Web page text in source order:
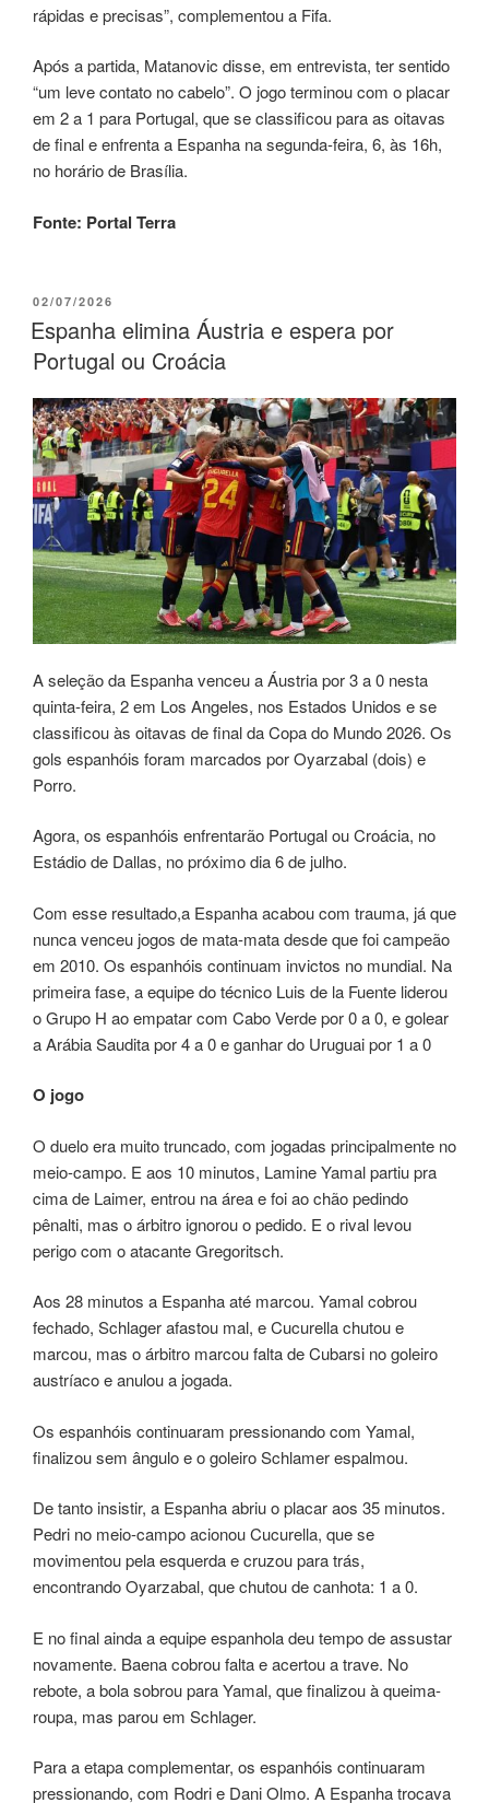
rápidas e precisas”, complementou a Fifa.
Após a partida, Matanovic disse, em entrevista, ter sentido
“um leve contato no cabelo”. O jogo terminou com o placar
em 2 a 1 para Portugal, que se classificou para as oitavas
de final e enfrenta a Espanha na segunda-feira, 6, às 16h,
no horário de Brasília.
Fonte: Portal Terra
02/07/2026
Espanha elimina Áustria e espera por
Portugal ou Croácia
A seleção da Espanha venceu a Áustria por 3 a 0 nesta
quinta-feira, 2 em Los Angeles, nos Estados Unidos e se
classificou às oitavas de final da Copa do Mundo 2026. Os
gols espanhóis foram marcados por Oyarzabal (dois) e
Porro.
Agora, os espanhóis enfrentarão Portugal ou Croácia, no
Estádio de Dallas, no próximo dia 6 de julho.
Com esse resultado,a Espanha acabou com trauma, já que
nunca venceu jogos de mata-mata desde que foi campeão
em 2010. Os espanhóis continuam invictos no mundial. Na
primeira fase, a equipe do técnico Luis de la Fuente liderou
o Grupo H ao empatar com Cabo Verde por 0 a 0, e golear
a Arábia Saudita por 4 a 0 e ganhar do Uruguai por 1 a 0
O jogo
O duelo era muito truncado, com jogadas principalmente no
meio-campo. E aos 10 minutos, Lamine Yamal partiu pra
cima de Laimer, entrou na área e foi ao chão pedindo
pênalti, mas o árbitro ignorou o pedido. E o rival levou
perigo com o atacante Gregoritsch.
Aos 28 minutos a Espanha até marcou. Yamal cobrou
fechado, Schlager afastou mal, e Cucurella chutou e
marcou, mas o árbitro marcou falta de Cubarsi no goleiro
austríaco e anulou a jogada.
Os espanhóis continuaram pressionando com Yamal,
finalizou sem ângulo e o goleiro Schlamer espalmou.
De tanto insistir, a Espanha abriu o placar aos 35 minutos.
Pedri no meio-campo acionou Cucurella, que se
movimentou pela esquerda e cruzou para trás,
encontrando Oyarzabal, que chutou de canhota: 1 a 0.
E no final ainda a equipe espanhola deu tempo de assustar
novamente. Baena cobrou falta e acertou a trave. No
rebote, a bola sobrou para Yamal, que finalizou à queima-
roupa, mas parou em Schlager.
Para a etapa complementar, os espanhóis continuaram
pressionando, com Rodri e Dani Olmo. A Espanha trocava